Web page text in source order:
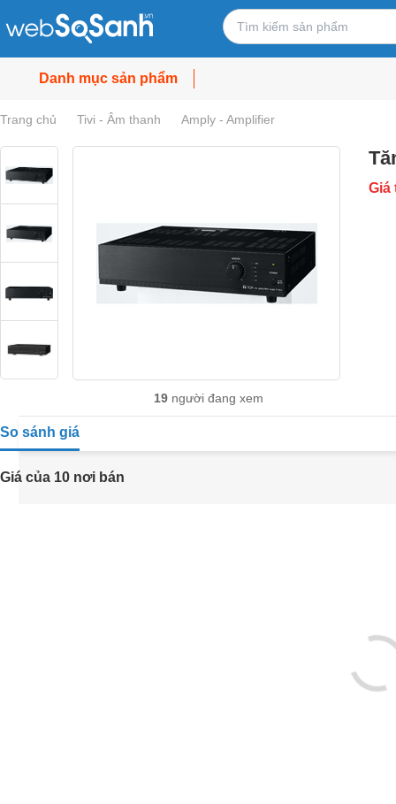
Danh mục sản phẩm
Trang chủ Tivi - Âm thanh Amply - Amplifier
19 người đang xem
Giá
So sánh giá
Giá của 10 nơi bán